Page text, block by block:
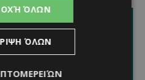
ΌΛΩΝ
ΌΛΩΝ